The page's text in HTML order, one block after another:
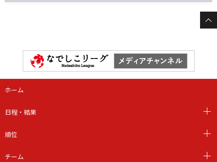
ホーム
日程・結果
順位
チーム